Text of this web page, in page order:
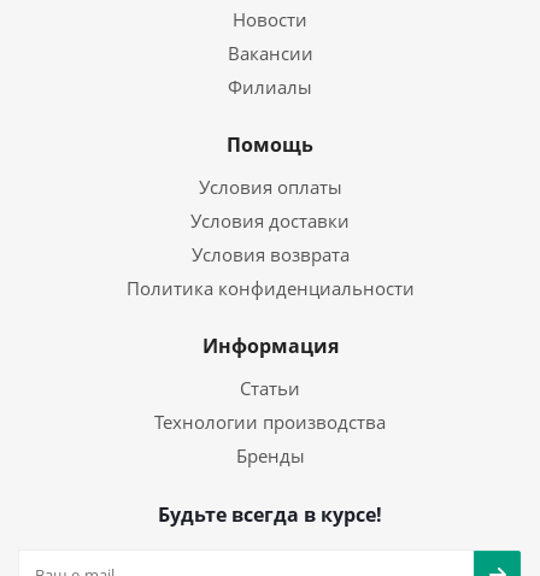
Новости
Вакансии
Филиалы
Помощь
Условия оплаты
Условия доставки
Условия возврата
Политика конфиденциальности
Информация
Статьи
Технологии производства
Бренды
Будьте всегда в курсе!